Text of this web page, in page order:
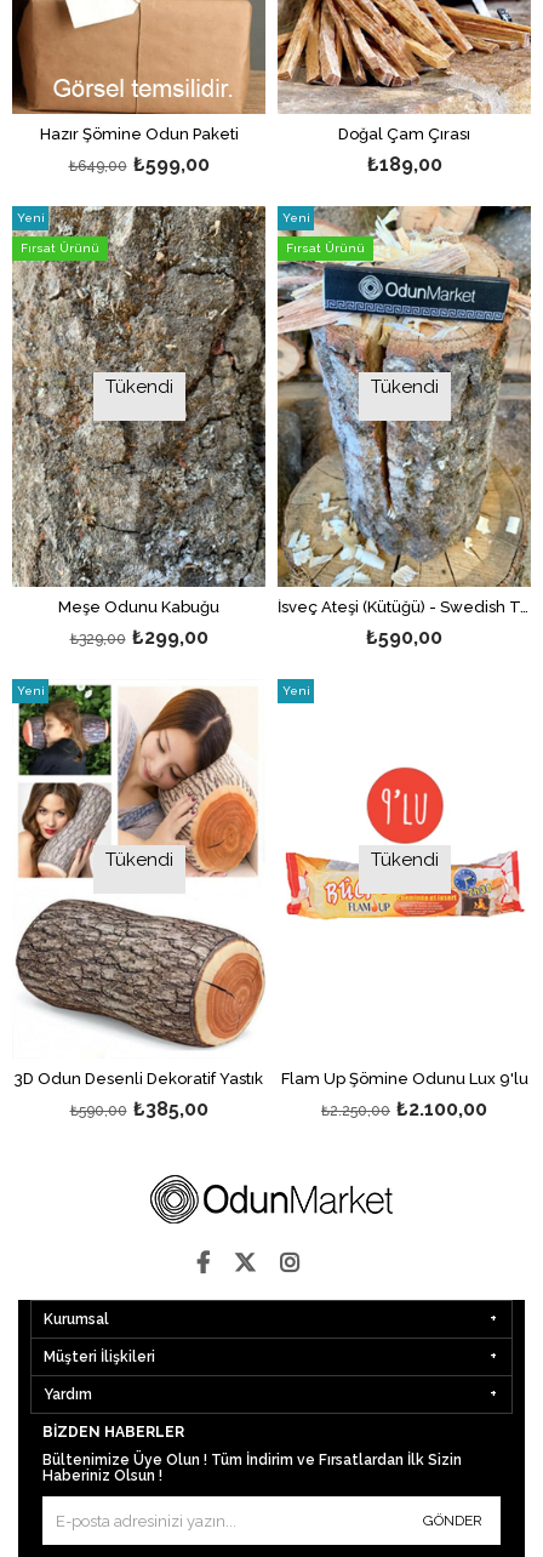
Hazır Şömine Odun Paketi
₺599,00
₺649,00
Doğal Çam Çırası
₺189,00
Tükendi
Meşe Odunu Kabuğu
₺299,00
₺329,00
Yeni
Ürün
Fırsat Ürünü
Tükendi
₺590,00
Yeni
Ürün
Fırsat Ürünü
Tükendi
3D Odun Desenli Dekoratif Yastık
₺385,00
₺590,00
Yeni
Ürün
Tükendi
Flam Up Şömine Odunu Lux 9'lu
₺2.100,00
₺2.250,00
Yeni
Kurumsal
Müşteri İlişkileri
Yardım
BIZDEN HABERLER
Bültenimize Üye Olun ! Tüm İndirim ve Fırsatlardan İlk Sizin
Haberiniz Olsun !
GÖNDER